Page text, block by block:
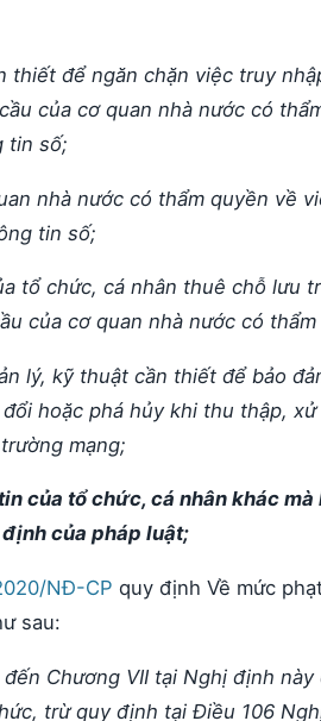
thiết để ngăn chặn việc truy
của cơ quan nhà nước có
tin số;
nhà nước có thẩm quyền về
tin số;
tổ chức, cá nhân thuê chỗ lưu
của cơ quan nhà nước có
lý, kỹ thuật cần thiết để bảo
hoặc phá hủy khi thu thập,
mạng;
của tổ chức, cá nhân khác
của pháp luật;
NĐ-CP quy định Về mức
sau:
Chương VII tại Nghị định
trừ quy định tại Điều 106